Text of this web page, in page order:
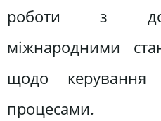
роботи з
міжнародними
щодо керування
процесами.